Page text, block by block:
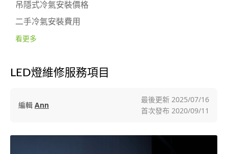
吊隱式冷氣安裝價格
二手冷氣安裝費用
看更多
LED燈維修服務項目
編輯 Ann
最後更新 2025/07/16
首次發布 2020/09/11